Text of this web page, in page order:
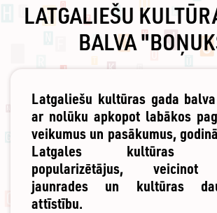
LATGALIEŠU
BALVA
Latgaliešu kultūras gada
ar nolūku apkopot labākos
veikumus un pasākumus,
Latgales kultūras
popularizētājus, veicinot
jaunrades un kultūras
attīstību.